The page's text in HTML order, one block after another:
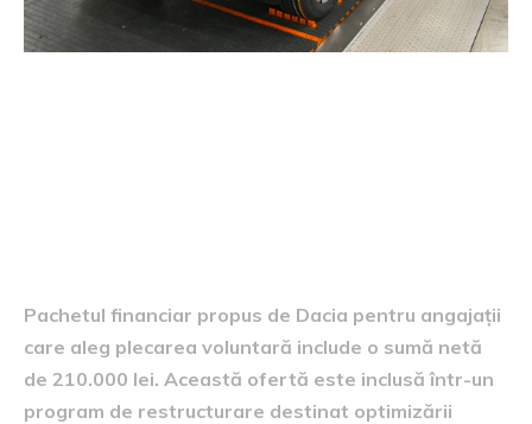
Pachetul financiar propus de Dacia pentru angajații
care aleg plecarea voluntară include o sumă netă
de 210.000 lei. Această ofertă este inclusă într-un
program de restructurare destinat optimizării